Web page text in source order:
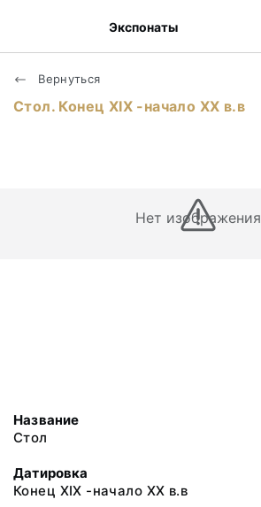
Экспонаты
Вернуться
Стол. Конец XIX -начало XX в.в
Нет изображения
Название
Стол
Датировка
Конец XIX -начало XX в.в